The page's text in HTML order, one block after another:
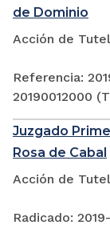
de Dominio
Acción de
Referencia:
20190012000
Juzgado
Rosa de Cabal
Acción de
Radicado: